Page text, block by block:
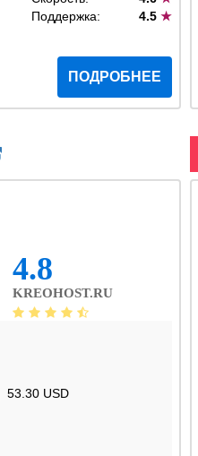
Поддержка: 4.5 ★
ПОДРОБНЕЕ
4.8
KREOHOST.RU
53.30 USD